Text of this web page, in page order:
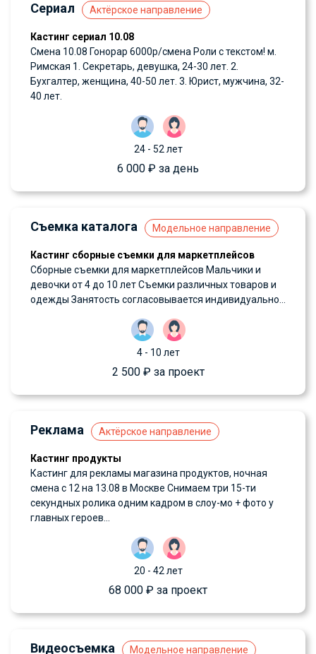
Сериал Актёрское направление
Кастинг сериал 10.08
Смена 10.08 Гонорар 6000р/смена Роли с текстом! м.
Римская 1. Секретарь, девушка, 24-30 лет. 2.
Бухгалтер, женщина, 40-50 лет. 3. Юрист, мужчина, 32-
40 лет.
24 - 52 лет
6 000 ₽ за день
Съемка каталога Модельное направление
Кастинг сборные съемки для маркетплейсов
Сборные съемки для маркетплейсов Мальчики и
девочки от 4 до 10 лет Съемки различных товаров и
одежды Занятость согласовывается индивидуально...
4 - 10 лет
2 500 ₽ за проект
Реклама Актёрское направление
Кастинг продукты
Кастинг для рекламы магазина продуктов, ночная
смена с 12 на 13.08 в Москве Снимаем три 15-ти
секундных ролика одним кадром в слоу-мо + фото у
главных героев...
20 - 42 лет
68 000 ₽ за проект
Видеосъемка Модельное направление